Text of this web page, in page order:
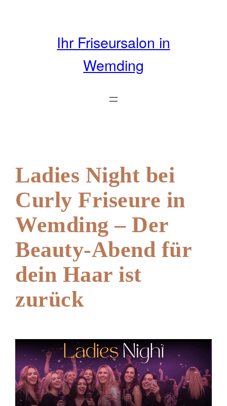
Ihr Friseursalon in
Wemding
Ladies Night bei
Curly Friseure in
Wemding – Der
Beauty-Abend für
dein Haar ist
zurück